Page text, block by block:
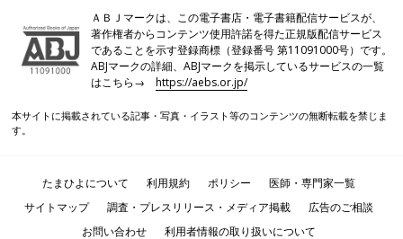
ＡＢＪマークは、この電子書店・電子書籍配信サービスが、
著作権者からコンテンツ使用許諾を得た正規版配信サービス
であることを示す登録商標（登録番号 第11091000号）です。
ABJマークの詳細、ABJマークを掲示しているサービスの一覧
はこちら→https://aebs.or.jp/
本サイトに掲載されている記事・写真・イラスト等のコンテンツの無断転載を禁じま
す。
たまひよについて 利用規約 ポリシー
医師・専門家一覧
サイトマップ
調査・プレスリリース・メディア掲載
広告のご相談
お問い合わせ
利用者情報の取り扱いについて